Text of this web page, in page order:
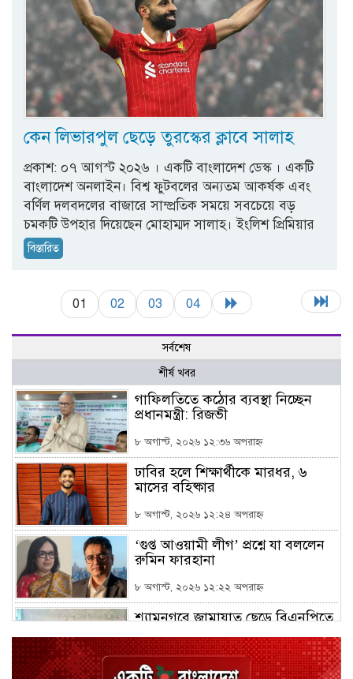
কেন লিভারপুল ছেড়ে তুরস্কের ক্লাবে সালাহ
প্রকাশ: ০৭ আগস্ট ২০২৬ । একটি বাংলাদেশ ডেস্ক । একটি
বাংলাদেশ অনলাইন। বিশ্ব ফুটবলের অন্যতম আকর্ষক এবং
বর্ণিল দলবদলের বাজারে সাম্প্রতিক সময়ে সবচেয়ে বড়
চমকটি উপহার দিয়েছেন মোহাম্মদ সালাহ। ইংলিশ প্রিমিয়ার
বিস্তারিত
01 02 03 04
সর্বশেষ
শীর্ষ খবর
গাফিলতিতে কঠোর ব্যবস্থা নিচ্ছেন
প্রধানমন্ত্রী: রিজভী
৮ অগাস্ট, ২০২৬ ১২:৩৬ অপরাহ্ন
ঢাবির হলে শিক্ষার্থীকে মারধর, ৬
মাসের বহিষ্কার
৮ অগাস্ট, ২০২৬ ১২:২৪ অপরাহ্ন
‘গুপ্ত আওয়ামী লীগ’ প্রশ্নে যা বললেন
রুমিন ফারহানা
৮ অগাস্ট, ২০২৬ ১২:২২ অপরাহ্ন
শ্যামনগরে জামায়াত ছেড়ে বিএনপিতে
৮ অগাস্ট, ২০২৬ ১২:১৮ অপরাহ্ন